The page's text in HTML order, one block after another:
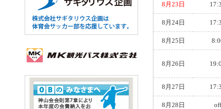
8月23日
8月24日
8月25日
8月26日
8月27日
8月28日 off